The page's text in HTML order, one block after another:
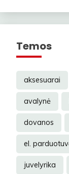
Temos
aksesuarai
avalynė
dovanos
el.
juvelyrika